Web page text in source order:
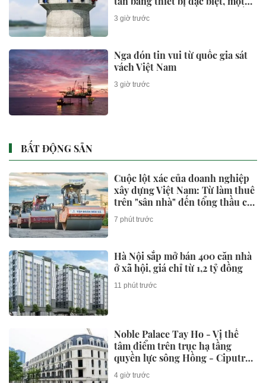
siêu công trình đường thủy sắp
lộ diện
3 giờ trước
Nga đón tin vui từ quốc gia sát
vách Việt Nam
3 giờ trước
BẤT ĐỘNG SẢN
Cuộc lột xác của doanh nghiệp
xây dựng Việt Nam: Từ làm thuê
trên "sân nhà" đến tổng thầu các
siêu dự án tỷ USD
7 phút trước
Hà Nội sắp mở bán 400 căn nhà
ở xã hội, giá chỉ từ 1,2 tỷ đồng
11 phút trước
Noble Palace Tay Ho - Vị thế
tâm điểm trên trục hạ tầng
quyền lực sông Hồng - Ciputra
- Tây Hồ Tây
4 giờ trước